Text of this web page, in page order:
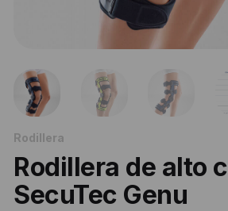
Rodillera
Rodillera de alto
SecuTec Genu